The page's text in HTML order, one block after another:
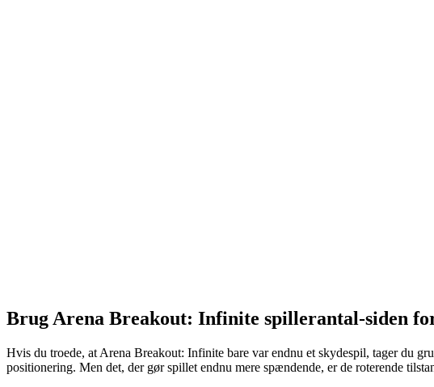
Brug Arena Breakout: Infinite spillerantal-siden
Hvis du troede, at Arena Breakout: Infinite bare var endnu et skydespil, tager du
positionering. Men det, der gør spillet endnu mere spændende, er de roterende